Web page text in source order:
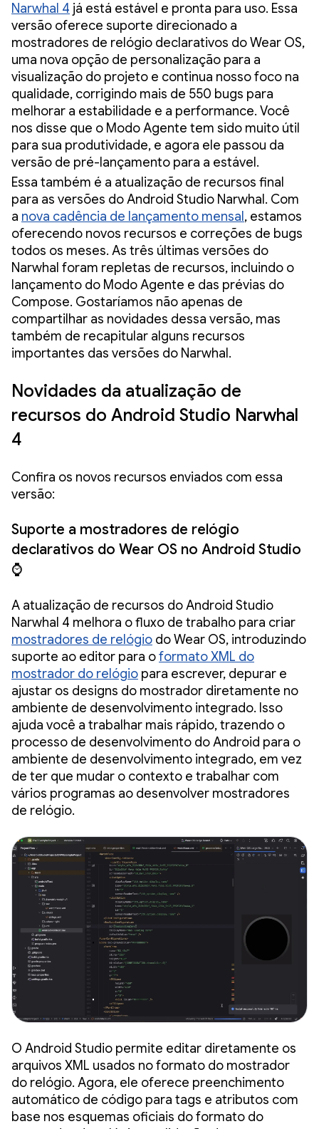
Narwhal 4 já está estável e pronta para uso. Essa
versão oferece suporte direcionado a
mostradores de relógio declarativos do Wear OS,
uma nova opção de personalização para a
visualização do projeto e continua nosso foco na
qualidade, corrigindo mais de 550 bugs para
melhorar a estabilidade e a performance. Você
nos disse que o Modo Agente tem sido muito útil
para sua produtividade, e agora ele passou da
versão de pré-lançamento para a estável.
Essa também é a atualização de recursos final
para as versões do Android Studio Narwhal. Com
a nova cadência de lançamento mensal , estamos
oferecendo novos recursos e correções de bugs
todos os meses. As três últimas versões do
Narwhal foram repletas de recursos, incluindo o
lançamento do Modo Agente e das prévias do
Compose. Gostaríamos não apenas de
compartilhar as novidades dessa versão, mas
também de recapitular alguns recursos
importantes das versões do Narwhal.
Novidades da atualização de
recursos do Android Studio Narwhal
4
Confira os novos recursos enviados com essa
versão:
Suporte a mostradores de relógio
declarativos do Wear OS no Android Studio
⌚
A atualização de recursos do Android Studio
Narwhal 4 melhora o fluxo de trabalho para criar
mostradores de relógio do Wear OS, introduzindo
suporte ao editor para oformato XML do
mostrador do relógio para escrever, depurar e
ajustar os designs do mostrador diretamente no
ambiente de desenvolvimento integrado. Isso
ajuda você a trabalhar mais rápido, trazendo o
processo de desenvolvimento do Android para o
ambiente de desenvolvimento integrado, em vez
de ter que mudar o contexto e trabalhar com
vários programas ao desenvolver mostradores
de relógio.
O Android Studio permite editar diretamente os
arquivos XML usados no formato do mostrador
do relógio. Agora, ele oferece preenchimento
automático de código para tags e atributos com
base nos esquemas oficiais do formato do